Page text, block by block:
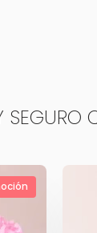
SEGURO